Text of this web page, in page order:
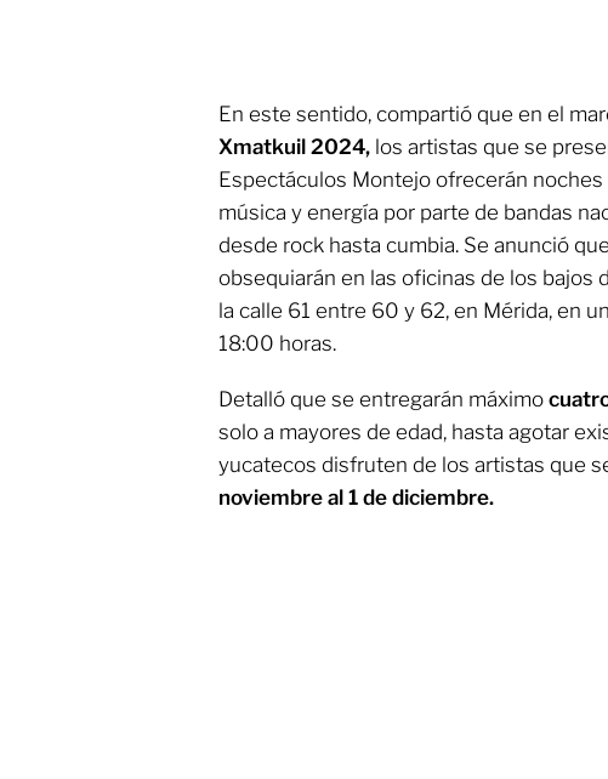
En este sentido, compartió que en el
Xmatkuil 2024, los artistas que se
Espectáculos Montejo ofrecerán noches
música y energía por parte de bandas
desde rock hasta cumbia. Se anunció
obsequiarán en las oficinas de los bajos
la calle 61 entre 60 y 62, en Mérida, en
18:00 horas.
Detalló que se entregarán máximo
solo a mayores de edad, hasta agotar
yucatecos disfruten de los artistas que
noviembre al 1 de diciembre.